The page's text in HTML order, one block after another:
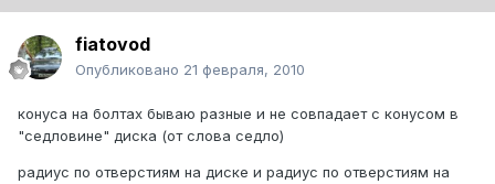
fiatovod
Опубликовано 21 февраля, 2010
конуса на болтах бываю разные и не совпадает с конусом в
"седловине" диска (от слова седло)
радиус по отверстиям на диске и радиус по отверстиям на